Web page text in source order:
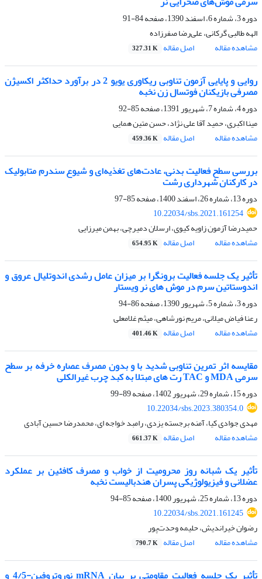
دوره 3، شماره 6، اسفند 1390، صفحه
84-91
الهه طالبی گرکانی، علی‌رضا صفرزاده
مشاهده مقاله
اصل مقاله 327.31 K
روایی و پایایی آزمون تناوبی ریکاوری یویو 2 در برآورد حداکثر اکسیژن
مصرفی بازیکنان فوتسال زن نخبه
دوره 4، شماره 7، شهریور 1391، صفحه
85-92
مینا اکبری، حمید آقا علی نژاد، حسن متین همایی
مشاهده مقاله
اصل مقاله 459.36 K
بررسی سطح فعالیت بدنی، عادت‌های تغذیه‌ای و شیوع سندرم متابولیک
در کارکنان شهرداری رشت
دوره 13، شماره 26، اسفند 1400، صفحه
85-97
10.22034/sbs.2021.161254
حمیدرضا آزمون زاویه کیوی، ارسلان دمیرچی، بهمن میرزایی
مشاهده مقاله
اصل مقاله 654.95 K
تأثیر یک جلسه فعالیت برونگرا بر میزان عامل رشدی اندوتلیال عروق و
اندوستاتین سرم در موش های نر ویستار
دوره 3، شماره 5، شهریور 1390، صفحه
86-94
رعنا فیاض میلانی، مریم نورشاهی، میثم غلامعلی
مشاهده مقاله
اصل مقاله 401.46 K
مقایسه اثر تمرین تناوبی شدید با و بدون مصرف عصاره خرفه بر سطح
سرمی MDA و TAC رت های مبتلا به کبد چرب غیرالکلی
دوره 15، شماره 29، شهریور 1402، صفحه
89-99
10.22034/sbs.2023.380354.0
مهدی جوادی کیا، آمنه برجسته یزدی، رامبد خواجه ای، محمدرضا حسین آبادی
مشاهده مقاله
اصل مقاله 661.37 K
تأثیر یک شبانه‌ روز محرومیت از خواب و مصرف کافئین بر عملکرد
عضلانی و فیزیولوژیکی پسران هندبالیست نخبه
دوره 13، شماره 25، شهریور 1400، صفحه
85-94
10.22034/sbs.2021.161245
رضوان خیراندیش، حلیمه وحدت‌پور
مشاهده مقاله
اصل مقاله 790.7 K